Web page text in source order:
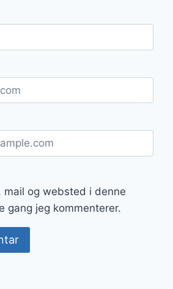
mail og websted i denne
gang jeg kommenterer.